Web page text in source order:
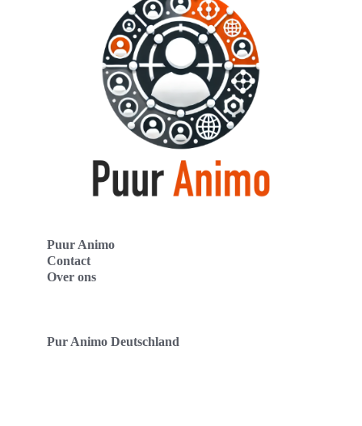
Puur Animo
Contact
Over ons
Pur Animo Deutschland